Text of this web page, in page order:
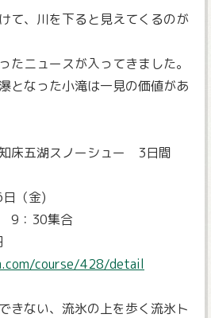
て、川を下ると見えてくるのが
たニュースが入ってきました。
となった小滝は一見の価値があ
床五湖スノーシュー 3日間
（金)
9：30集合
course/428/detail
きない、流氷の上を歩く流氷ト